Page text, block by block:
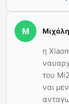
η
του
ναι